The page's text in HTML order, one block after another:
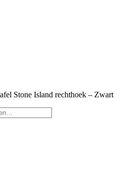
Stone Island rechthoek – Zwart